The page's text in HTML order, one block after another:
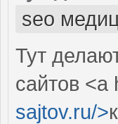
seo
Тут
сайтов <a
sajtov.ru/>